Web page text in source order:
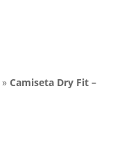
» Camiseta Dry Fit –